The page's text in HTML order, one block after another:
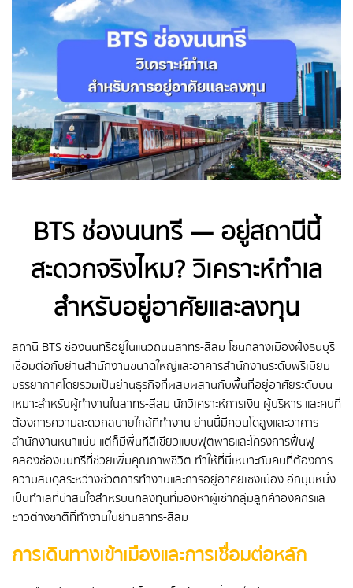
BTS ช่องนนทรี — อยู่สถานีนี้
สะดวกจริงไหม? วิเคราะห์ทำเล
สำหรับอยู่อาศัยและลงทุน
สถานี BTS ช่องนนทรีอยู่ในแนวถนนสาทร-สีลม โซนกลางเมืองฝั่งธนบุรี
เชื่อมต่อกับย่านสำนักงานขนาดใหญ่และอาคารสำนักงานระดับพรีเมียม
บรรยากาศโดยรวมเป็นย่านธุรกิจที่ผสมผสานกับพื้นที่อยู่อาศัยระดับบน
เหมาะสำหรับผู้ทำงานในสาทร-สีลม นักวิเคราะห์การเงิน ผู้บริหาร และคนที่
ต้องการความสะดวกสบายใกล้ที่ทำงาน ย่านนี้มีคอนโดสูงและอาคาร
สำนักงานหนาแน่น แต่ก็มีพื้นที่สีเขียวแบบฟุตพาธและโครงการฟื้นฟู
คลองช่องนนทรีที่ช่วยเพิ่มคุณภาพชีวิต ทำให้ที่นี่เหมาะกับคนที่ต้องการ
ความสมดุลระหว่างชีวิตการทำงานและการอยู่อาศัยเชิงเมือง อีกมุมหนึ่ง
เป็นทำเลที่น่าสนใจสำหรับนักลงทุนที่มองหาผู้เช่ากลุ่มลูกค้าองค์กรและ
ชาวต่างชาติที่ทำงานในย่านสาทร-สีลม
การเดินทางเข้าเมืองและการเชื่อมต่อหลัก